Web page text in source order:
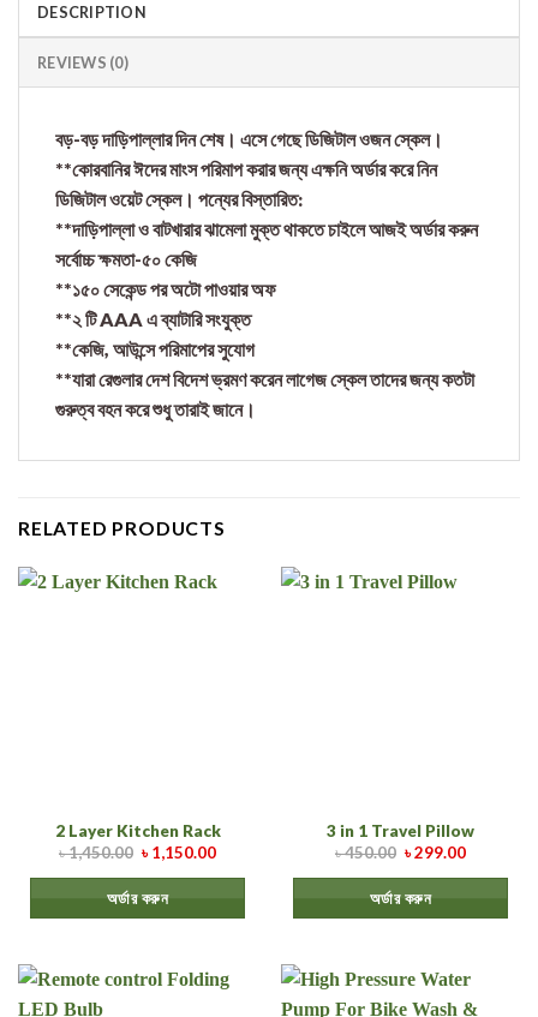
DESCRIPTION
REVIEWS (0)
বড়-বড় দাড়িপাল্লার দিন শেষ। এসে গেছে ডিজিটাল ওজন স্কেল।
**কোরবানির ঈদের মাংস পরিমাপ করার জন্য এক্ষনি অর্ডার করে নিন
ডিজিটাল ওয়েট স্কেল। পন্যের বিস্তারিত:
**দাড়িপাল্লা ও বাটখারার ঝামেলা মুক্ত থাকতে চাইলে আজই অর্ডার করুন
সর্বোচ্চ ক্ষমতা-৫০ কেজি
**১৫০ সেকেন্ড পর অটো পাওয়ার অফ
**২ টি AAA এ ব্যাটারি সংযুক্ত
**কেজি, আউন্সে পরিমাপের সুযোগ
**যারা রেগুলার দেশ বিদেশ ভ্রমণ করেন লাগেজ স্কেল তাদের জন্য কতটা
গুরুত্ব বহন করে শুধু তারাই জানে।
RELATED PRODUCTS
2 Layer Kitchen Rack
৳1,450.00 ৳1,150.00
অর্ডার করুন
3 in 1 Travel Pillow
৳450.00 ৳299.00
অর্ডার করুন